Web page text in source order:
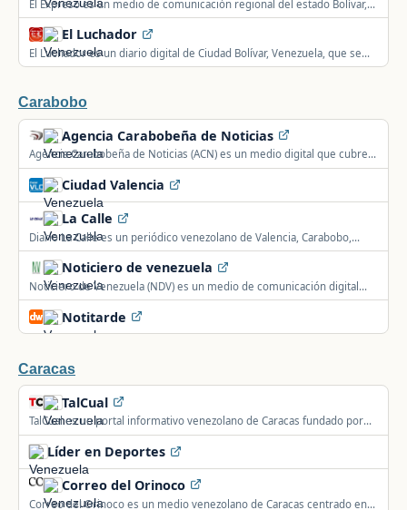
El Expreso es un medio de comunicación regional del estado Bolívar,
Venezuela, con sede en Ciudad Bolívar.
El Luchador
El Luchador es un diario digital de Ciudad Bolívar, Venezuela, que se
presenta con 120 años de trayectoria.
Carabobo
Agencia Carabobeña de Noticias
Agencia Carabobeña de Noticias (ACN) es un medio digital que cubre
noticias de Carabobo, Venezuela.
Ciudad Valencia
La Calle
Diario La Calle es un periódico venezolano de Valencia, Carabobo,
creado hace 37 años, con cobertura de sucesos y política.
Noticiero de venezuela
Noticiero de Venezuela (NDV) es un medio de comunicación digital
venezolano con servicios interactivos y multimedia, con base en
Carabobo.Notitarde
Caracas
TalCual
TalCual es un portal informativo venezolano de Caracas fundado por
Teodoro Petkoff, comprometido con la libertad de expresión.
Líder en Deportes
Correo del Orinoco
Correo del Orinoco es un medio venezolano de Caracas centrado en